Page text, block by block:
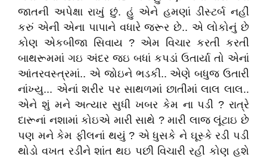
જાતની અપેક્ષા રાખું છું. હું એને હમણાં ડીસ્ટર્બ નહીં
કરું એની એના પાપાને વધારે જરૂર છે.. એ લોકોનું છે
કોણ એકબીજા સિવાય ? એમ વિચાર કરતી કરતી
બાથરૂમમાં ગઇ અંદર જઇ બધાં કપડાં ઉતાર્યા તો એનાં
આંતરવસ્ત્રમાં.. એ જોઇને ભડકી.. એણે બધુજ ઉતારી
નાંખ્યુ... એનાં શરીર પર સાથળમાં છાતીમાં લાલ લાલ..
એને શું મને અત્યાર સુધી ખબર કેમ ના પડી ? રાત્રે
દારૂનાં નશામાં કોઇએ મારી સાથે ? મારી લાજ લૂંટાઇ છે
પણ મને કેમ ફીલનાં થયું ? એ ધુસકે ને ઘૂસ્કે રડી પડી
થોડો વખત રડીને શાંત થઇ પછી વિચારી રહી કોણ હશે